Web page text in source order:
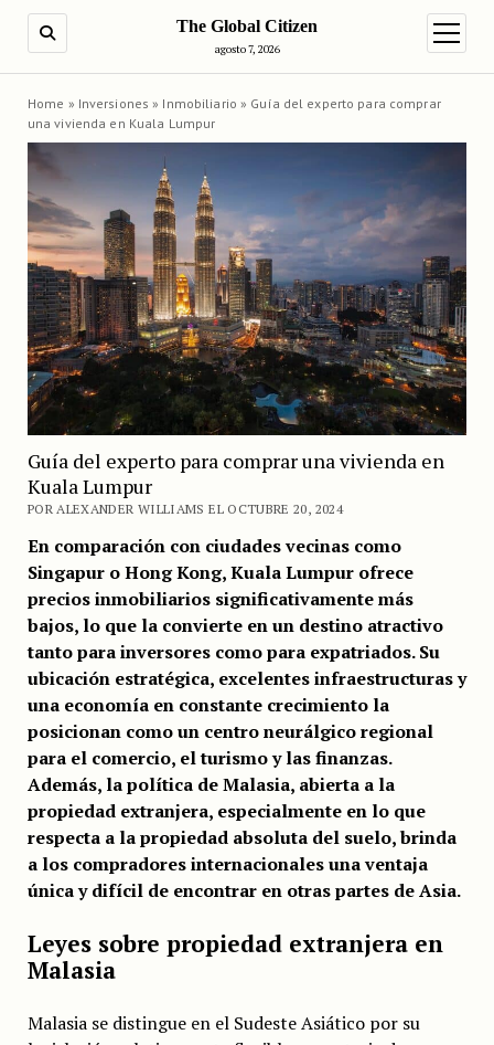
The Global Citizen
agosto 7, 2026
abrir
Home » Inversiones » Inmobiliario » Guía del experto para comprar
una vivienda en Kuala Lumpur
Guía del experto para comprar una vivienda en
Kuala Lumpur
POR ALEXANDER WILLIAMS EL OCTUBRE 20, 2024
En comparación con ciudades vecinas como
Singapur o Hong Kong, Kuala Lumpur ofrece
precios inmobiliarios significativamente más
bajos, lo que la convierte en un destino atractivo
tanto para inversores como para expatriados. Su
ubicación estratégica, excelentes infraestructuras y
una economía en constante crecimiento la
posicionan como un centro neurálgico regional
para el comercio, el turismo y las finanzas.
Además, la política de Malasia, abierta a la
propiedad extranjera, especialmente en lo que
respecta a la propiedad absoluta del suelo, brinda
a los compradores internacionales una ventaja
única y difícil de encontrar en otras partes de Asia.
Leyes sobre propiedad extranjera en
Malasia
Malasia se distingue en el Sudeste Asiático por su